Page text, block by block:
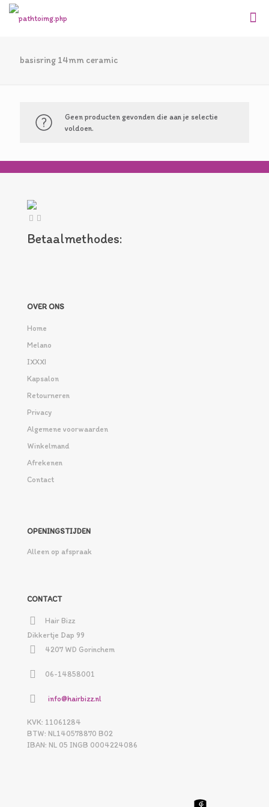
basisring 14mm ceramic
Geen producten gevonden die aan je selectie
voldoen.
Betaalmethodes:
OVER ONS
Home
Melano
IXXXI
Kapsalon
Retourneren
Privacy
Algemene voorwaarden
Winkelmand
Afrekenen
Contact
OPENINGSTIJDEN
Alleen op afspraak
CONTACT
Hair Bizz
Dikkertje Dap 99
4207 WD Gorinchem
06-14858001
info@hairbizz.nl
KVK: 11061284
BTW: NL140578870 B02
IBAN: NL 05 INGB 0004224086